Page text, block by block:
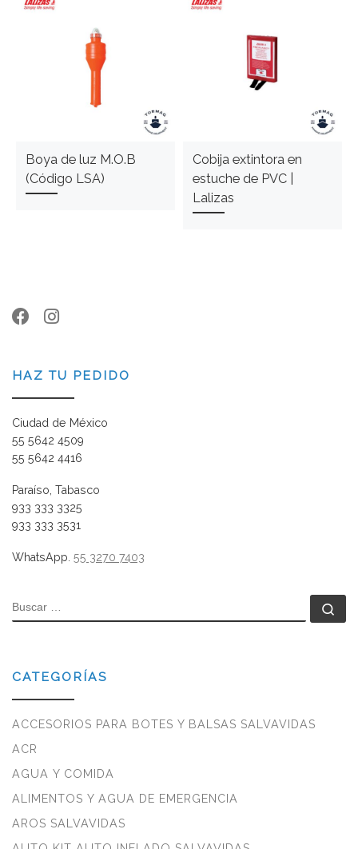
Boya de luz M.O.B
(Código LSA)
Cobija extintora en
estuche de PVC |
Lalizas
HAZ TU PEDIDO
Ciudad de México
55 5642 4509
55 5642 4416
Paraíso, Tabasco
933 333 3325
933 333 3531
WhatsApp. 55 3270 7403
BUSCAR
CATEGORÍAS
ACCESORIOS PARA BOTES Y BALSAS SALVAVIDAS
ACR
AGUA Y COMIDA
ALIMENTOS Y AGUA DE EMERGENCIA
AROS SALVAVIDAS